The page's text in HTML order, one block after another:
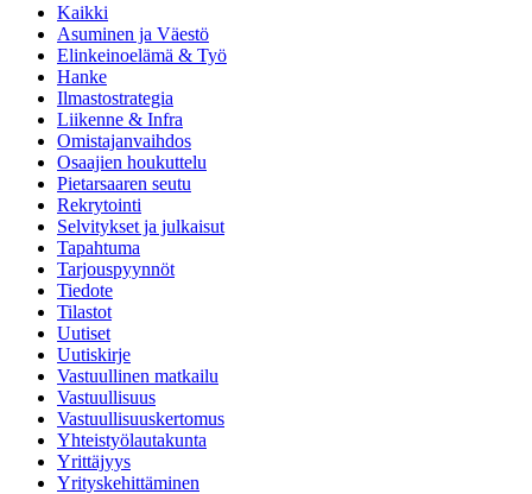
Kaikki
Asuminen ja Väestö
Elinkeinoelämä & Työ
Hanke
Ilmastostrategia
Liikenne & Infra
Omistajanvaihdos
Osaajien houkuttelu
Pietarsaaren seutu
Rekrytointi
Selvitykset ja julkaisut
Tapahtuma
Tarjouspyynnöt
Tiedote
Tilastot
Uutiset
Uutiskirje
Vastuullinen matkailu
Vastuullisuus
Vastuullisuuskertomus
Yhteistyölautakunta
Yrittäjyys
Yrityskehittäminen